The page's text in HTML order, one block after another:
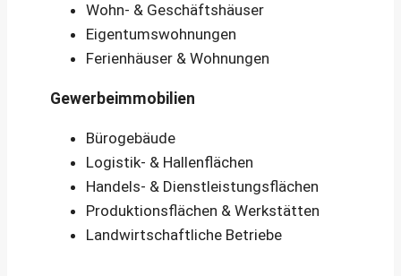
Wohn- & Geschäftshäuser
Eigentumswohnungen
Ferienhäuser & Wohnungen
Gewerbeimmobilien
Bürogebäude
Logistik- & Hallenflächen
Handels- & Dienstleistungsflächen
Produktionsflächen & Werkstätten
Landwirtschaftliche Betriebe